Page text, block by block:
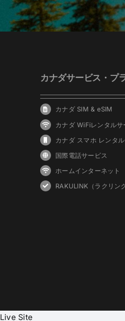
カナダサービス・プ
カナダ SIM & eSIM
カナダ WiFiレンタルサ
カナダ スマホ レンタ
国際電話サービス
ホームインターネット
RAKULINK（ラクリンク
Live Site